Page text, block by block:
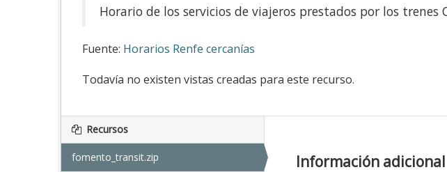
Horario de los servicios de viajeros prestados por los
Fuente: Horarios Renfe cercanías
Todavía no existen vistas creadas para este recurso.
Recursos
fomento_transit.zip Información adicional